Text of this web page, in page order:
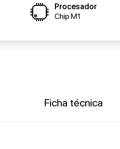
Procesador
Chip M1
Ficha técnica